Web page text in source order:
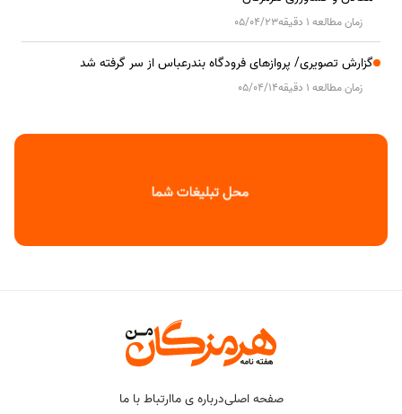
زمان مطالعه 1 دقیقه 05/04/23
گزارش تصویری/ پروازهای فرودگاه بندرعباس از سر گرفته شد
زمان مطالعه 1 دقیقه 05/04/14
صفحه اصلیدرباره ی ماارتباط با ما